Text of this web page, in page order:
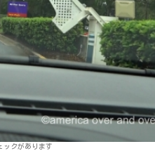
ックがあります